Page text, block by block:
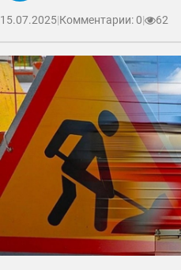
15.07.2025|Комментарии: 0| 62